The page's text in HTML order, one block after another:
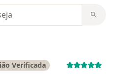
Verificada